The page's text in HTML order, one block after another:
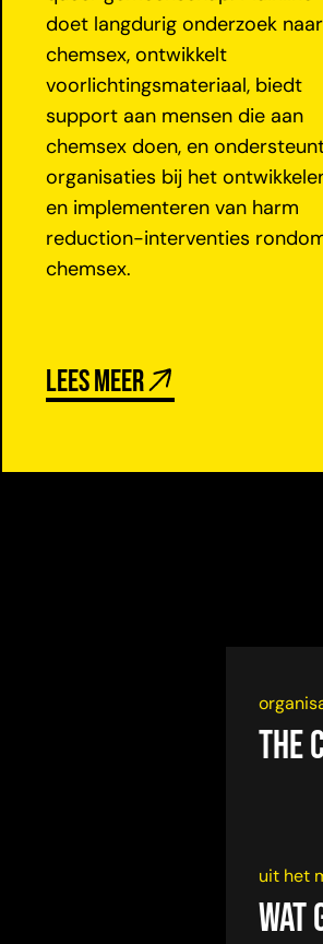
doet langdurig onderzoek naar
chemsex, ontwikkelt
voorlichtingsmateriaal, biedt
support aan mensen die aan
chemsex doen, en
organisaties bij het
en implementeren van harm
reduction-interventies
chemsex.
Lees meer
The
uit het
Wat